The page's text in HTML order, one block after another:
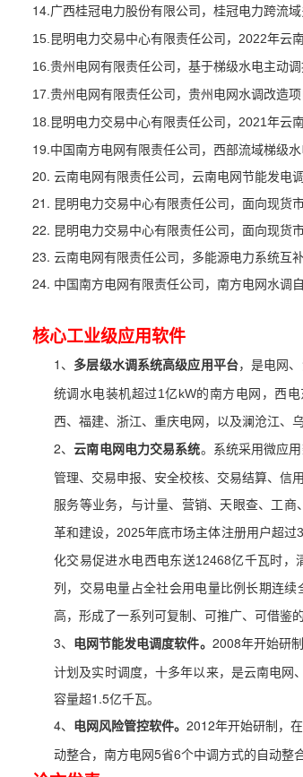
14.广西桂冠电力股份有限公司，桂冠电力跨流
15. 昆明电力交易中心有限责任公司， 2022年云
16. 贵州电网有限责任公司，基于梯级水电主动
17.贵州电网有限责任公司，贵州电网水调改造
18. 昆明电力交易中心有限责任公司， 2021年云
19.中国南方电网有限责任公司，西部流域梯级
20. 云南电网有限责任公司，云南电网节能发电
21. 昆明电力交易中心有限责任公司，面向现货
22. 昆明电力交易中心有限责任公司，面向现货
23. 云南电网有限责任公司，多能源电力系统互
24. 中国南方电网有限责任公司，南方电网水调
核心工业级应用软件
1、 多层级水调系统高级应用平台，是电网
统调水电装机超过1亿kW的南方电网，西
西、福建、浙江、重庆电网，以及澜沧江、
2、云南电网电力交易系统。系统采用微应
管理、交易申报、安全校核、交易结算、信
服务等业务，
与计量、营销、天眼查、工
革和建设，2025年底市场主体注册用户超
化交易促进水电西电东送12468亿千瓦时，
列，交易电量占全社会用电量比例长期连
高，形成了一系列可复制、可推广、可借鉴
3、 电网节能发电调度软件。 2008年开始研
计划及实时调度，十多年以来，是云南电
容量超1.5亿千瓦。
4、
电网风险管控软件。 2012年开始研制，
动整合，南方电网5省6个中调方式的自动整合